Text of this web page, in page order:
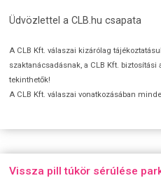
Üdvözlettel a CLB.hu csapata
A CLB Kft. válaszai kizárólag
szaktanácsadásnak, a CLB Kft.
tekinthetők!
A CLB Kft. válaszai vonatkozásában
Vissza pill túkör sérúlése